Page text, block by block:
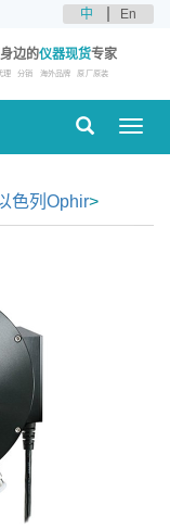
中 En
边的仪器现货专家
理 分销 海外品牌 原厂原装
色列Ophir>